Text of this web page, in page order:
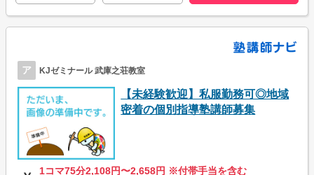
ア KJゼミナール 武庫之荘教室
【未経験歓迎】私服勤務可◎地域
密着の個別指導塾講師募集
1コマ75分2,108円〜2,658円 ※付帯手当を含む